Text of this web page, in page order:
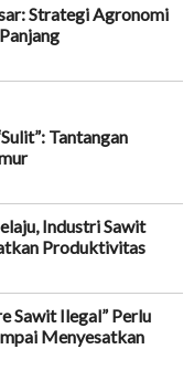
Strategi Agronomi
Tantangan
Industri Sawit
Produktivitas
Sawit Ilegal” Perlu
Menyesatkan